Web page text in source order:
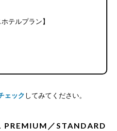
テルプラン】
ェック してみてください。
／STANDARD